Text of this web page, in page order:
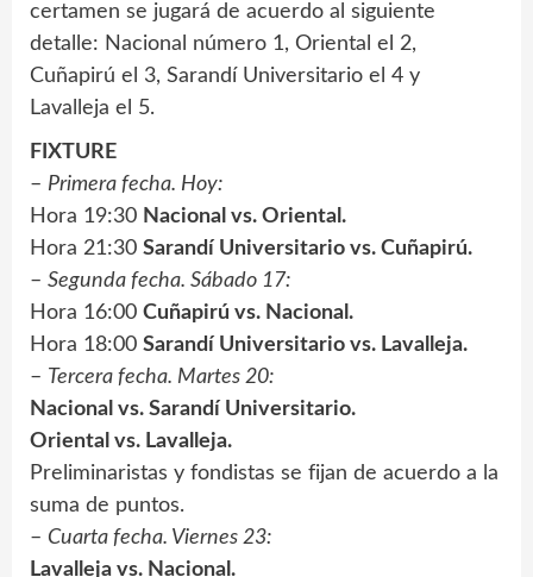
certamen se jugará de acuerdo al siguiente
detalle: Nacional número 1, Oriental el 2,
Cuñapirú el 3, Sarandí Universitario el 4 y
Lavalleja el 5.
FIXTURE
– Primera fecha. Hoy:
Hora 19:30 Nacional vs. Oriental.
Hora 21:30 Sarandí Universitario vs. Cuñapirú.
– Segunda fecha. Sábado 17:
Hora 16:00 Cuñapirú vs. Nacional.
Hora 18:00 Sarandí Universitario vs. Lavalleja.
– Tercera fecha. Martes 20:
Nacional vs. Sarandí Universitario.
Oriental vs. Lavalleja.
Preliminaristas y fondistas se fijan de acuerdo a la
suma de puntos.
– Cuarta fecha. Viernes 23:
Lavalleja vs. Nacional.